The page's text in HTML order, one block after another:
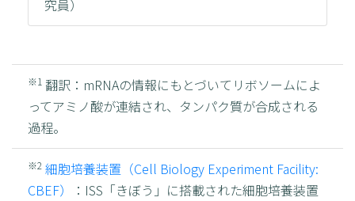
究員）
※1 翻訳：mRNAの情報にもとづいてリボソームによ
ってアミノ酸が連結され、タンパク質が合成される
過程。
※2 細胞培養装置（Cell Biology Experiment Facility:
CBEF）
：ISS「きぼう」に搭載された細胞培養装置